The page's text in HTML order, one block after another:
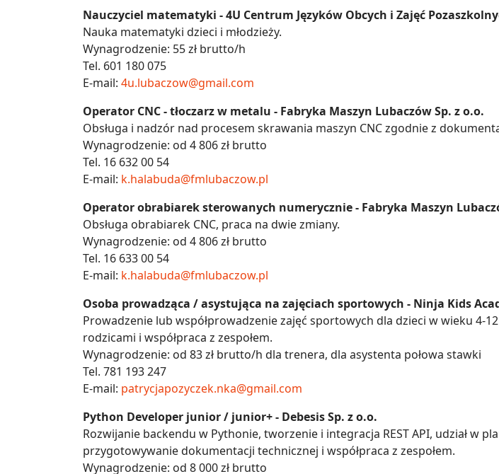
Nauczyciel matematyki - 4U Centrum Języków Obcych i Zajęć
Nauka matematyki dzieci i młodzieży.
Wynagrodzenie: 55 zł brutto/h
Tel. 601 180 075
E-mail: 4u.lubaczow@gmail.com
Operator CNC - tłoczarz w metalu - Fabryka Maszyn Lubaczów Sp. z o.o.
Obsługa i nadzór nad procesem skrawania maszyn CNC zgodnie z
Wynagrodzenie: od 4 806 zł brutto
Tel. 16 632 00 54
E-mail: k.halabuda@fmlubaczow.pl
Operator obrabiarek sterowanych numerycznie - Fabryka Maszyn
Obsługa obrabiarek CNC, praca na dwie zmiany.
Wynagrodzenie: od 4 806 zł brutto
Tel. 16 633 00 54
E-mail: k.halabuda@fmlubaczow.pl
Osoba prowadząca / asystująca na zajęciach sportowych - Ninja Kids
Prowadzenie lub współprowadzenie zajęć sportowych dla dzieci w wieku 4-
rodzicami i współpraca z zespołem.
Wynagrodzenie: od 83 zł brutto/h dla trenera, dla asystenta połowa stawki
Tel. 781 193 247
E-mail: patrycjapozyczek.nka@gmail.com
Python Developer junior / junior+ - Debesis Sp. z o.o.
Rozwijanie backendu w Pythonie, tworzenie i integracja REST API, udział w
przygotowywanie dokumentacji technicznej i współpraca z zespołem.
Wynagrodzenie: od 8 000 zł brutto